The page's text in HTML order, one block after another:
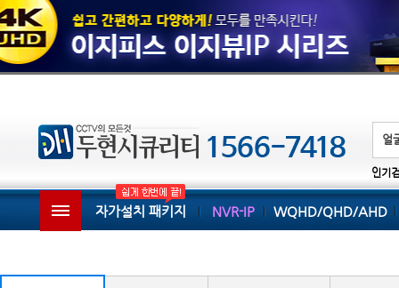
인기
자가설치 패키지 NVR-IP WQHD/QHD/AHD